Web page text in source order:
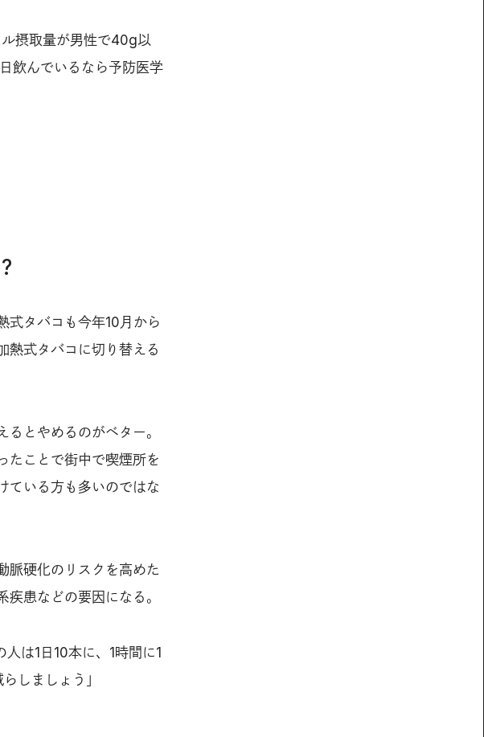
ル摂取量が男性で40g以
飲んでいるなら予防医学
式タバコも今年10月から
熱式タバコに切り替える
とやめるのがベター。
たことで街中で喫煙所を
ている方も多いのではな
脈硬化のリスクを高めた
患などの要因になる。
は1日10本に、1時間に1
しましょう」